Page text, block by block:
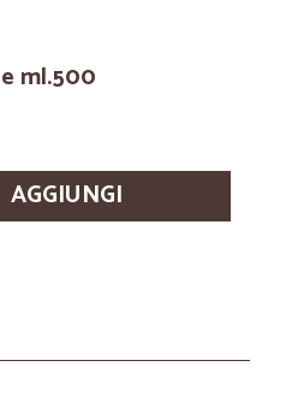
ml.500
AGGIUNGI